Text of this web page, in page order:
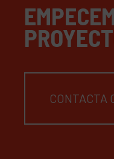
CONTACTA